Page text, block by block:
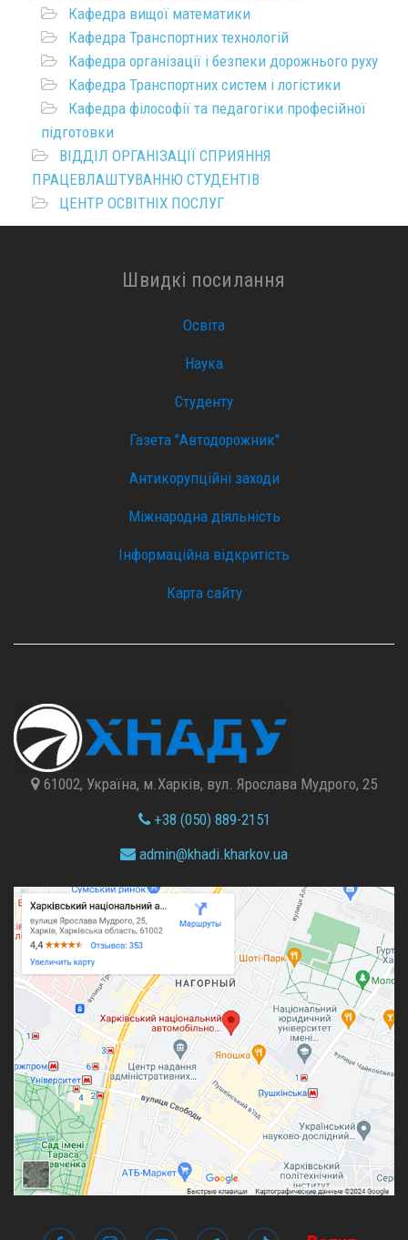
Кафедра вищої математики
Кафедра Транспортних технологій
Кафедра організації і безпеки дорожнього руху
Кафедра Транспортних систем і логістики
Кафедра філософії та педагогіки професійної
підготовки
ВІДДІЛ ОРГАНІЗАЦІЇ СПРИЯННЯ
ПРАЦЕВЛАШТУВАННЮ СТУДЕНТІВ
ЦЕНТР ОСВІТНІХ ПОСЛУГ
Швидкі посилання
Освіта
Наука
Студенту
Газета "Автодорожник"
Антикорупційні заходи
Міжнародна діяльність
Інформаційна відкритість
Карта сайту
61002, Україна, м.Харків, вул. Ярослава Мудрого, 25
+38 (050) 889-2151
admin@khadi.kharkov.ua